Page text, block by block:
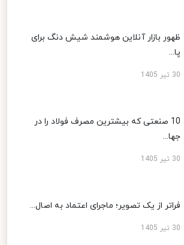
ظهور بازار آنلاین هوشمند شیش دنگ برای
پا...
30 تیر 1405
10 صنعتی که بیشترین مصرف فولاد را در
جها...
30 تیر 1405
فراتر از یک تصویر؛ ماجرای اعتماد به اصال...
30 تیر 1405